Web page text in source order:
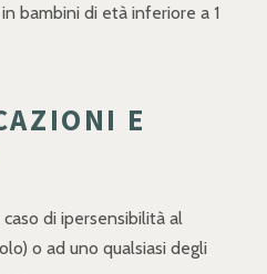
bambini di età inferiore a 1
E
di ipersensibilità al
o ad uno qualsiasi degli